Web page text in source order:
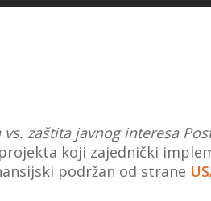
zaštita javnog interesa
koji zajednički
podržan od strane